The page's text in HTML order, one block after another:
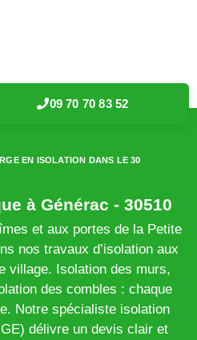
09 70 70 83 52
EN ISOLATION DANS LE 30
à Générac - 30510
et aux portes de la Petite
nos travaux d’isolation aux
village. Isolation des murs,
des combles : chaque
Notre spécialiste isolation
délivre un devis clair et